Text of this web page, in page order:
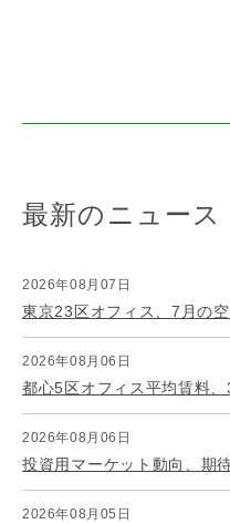
最新のニュース
2026年08月07日
東京23区オフィス、7月の
2026年08月06日
都心5区オフィス平均賃料
2026年08月06日
投資用マーケット動向、期
2026年08月05日